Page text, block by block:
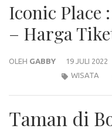
Iconic Place
– Harga
OLEH GABBY
19 JULI 2022
WISATA
Taman di